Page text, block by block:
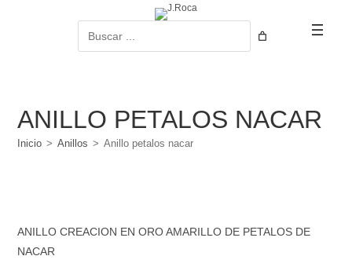
ANILLO PETALOS NACAR
Inicio > Anillos > Anillo petalos nacar
ANILLO CREACION EN ORO AMARILLO DE PETALOS DE
NACAR